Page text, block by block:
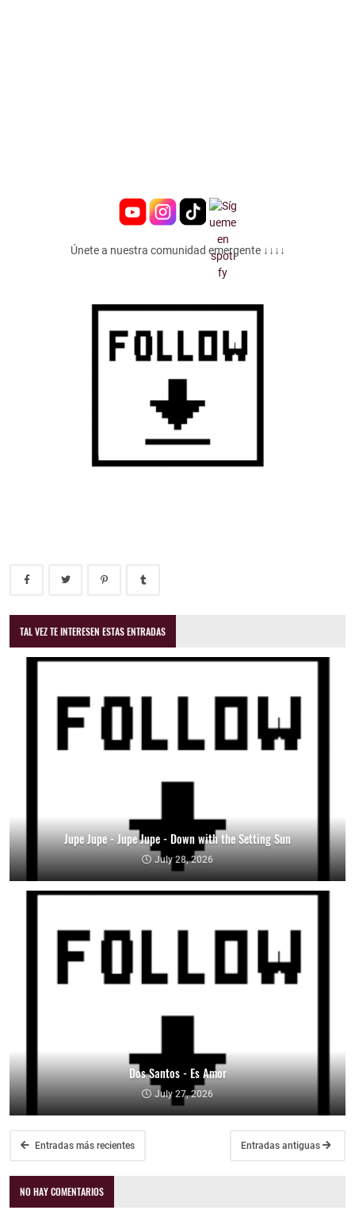
Únete a nuestra comunidad emergente ↓↓↓↓
TAL VEZ TE INTERESEN ESTAS ENTRADAS
Jupe Jupe - Jupe Jupe - Down with the Setting Sun
July 28, 2026
Dos Santos - Es Amor
July 27, 2026
Entradas más recientes Entradas antiguas
NO HAY COMENTARIOS